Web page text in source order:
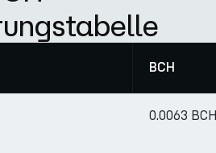
BCH
0.0063